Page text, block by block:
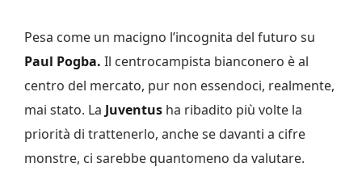
Pesa come un macigno l’incognita del futuro su
Paul Pogba. Il centrocampista bianconero è al
centro del mercato, pur non essendoci, realmente,
mai stato. La Juventus ha ribadito più volte la
priorità di trattenerlo, anche se davanti a cifre
monstre, ci sarebbe quantomeno da valutare.